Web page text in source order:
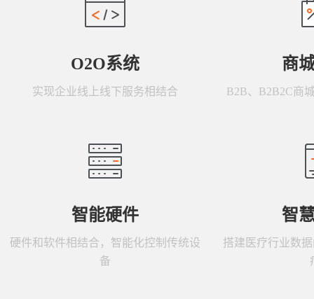
O2O系统
实现企业线上线下服务相结合
商
B2B、B2B2C商
智能硬件
硬件和软件相结合，智能化控制传统设
备
智
搭建医疗行业数